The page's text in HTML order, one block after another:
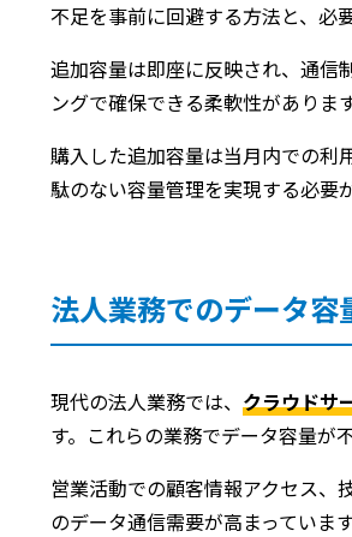
不足を事前に回避する方法と、必
追加容量は即座に反映され、通信
ングで確保できる柔軟性があります
購入した追加容量は当月内での利
駄のない容量管理を実現する必要
法人業務でのデータ容
現代の法人業務では、 クラウドサ
す。これらの業務でデータ容量が
営業活動での顧客情報アクセス、
のデータ通信需要が高まっていま